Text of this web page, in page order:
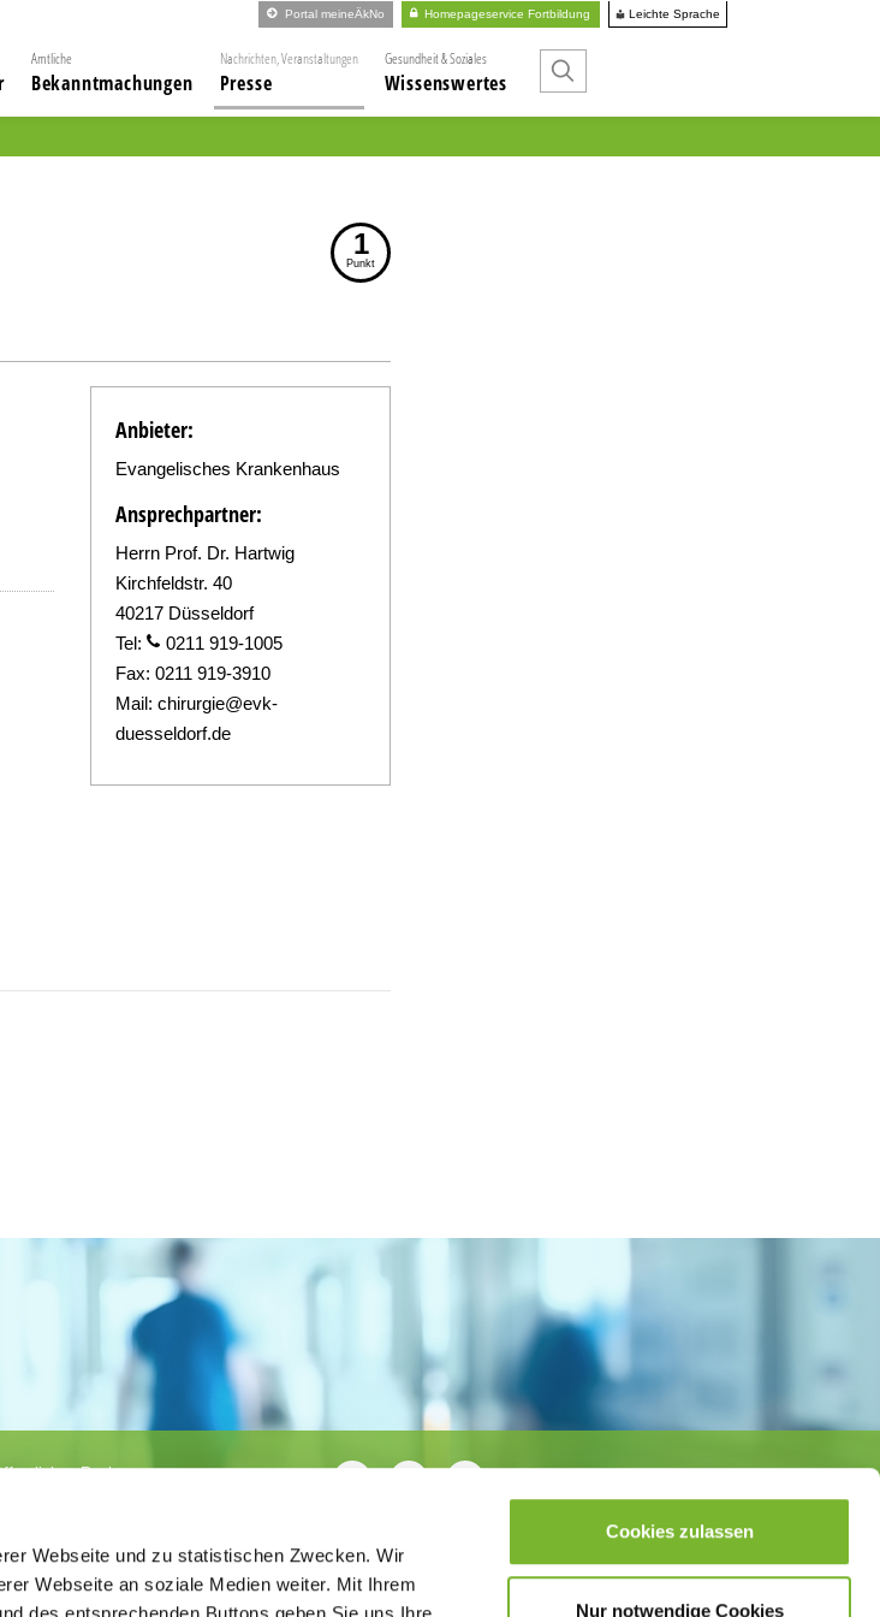
Webseite und zu statistischen Zwecken. Wir
Webseite an soziale Medien weiter. Mit Ihrem
Cookies zulassen
Nur notwendige Cookies
Portal meineÄkNo Homepageservice Fortbildung Leichte Sprache
Amtliche
Bekanntmachungen
Nachrichten, Veranstaltungen
Presse
Gesundheit & Soziales
Wissenswertes
1
Punkt
Anbieter:
Evangelisches Krankenhaus
Ansprechpartner:
Herrn Prof. Dr. Hartwig
Kirchfeldstr. 40
40217 Düsseldorf
Tel:
0211 919-1005
Fax: 0211 919-3910
Mail: chirurgie@evk-
duesseldorf.de
Rechts